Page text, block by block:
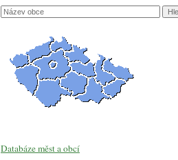
Databáze měst a obcí